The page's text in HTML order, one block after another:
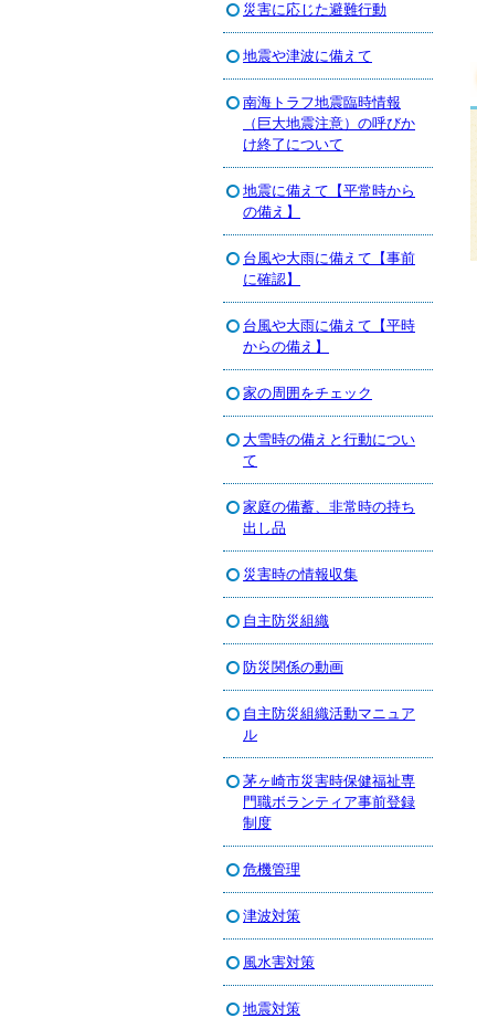
災害に応じた避難行動
地震や津波に備えて
南海トラフ地震臨時情報
（巨大地震注意）の呼びか
け終了について
地震に備えて【平常時から
の備え】
台風や大雨に備えて【事前
に確認】
台風や大雨に備えて【平時
からの備え】
家の周囲をチェック
大雪時の備えと行動につい
て
家庭の備蓄、非常時の持ち
出し品
災害時の情報収集
自主防災組織
防災関係の動画
自主防災組織活動マニュア
ル
茅ヶ崎市災害時保健福祉専
門職ボランティア事前登録
制度
危機管理
津波対策
風水害対策
地震対策